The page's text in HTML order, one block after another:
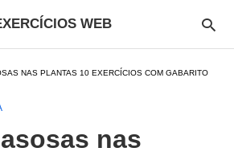
WEB
NAS PLANTAS 10 EXERCÍCIOS COM GABARITO
nas